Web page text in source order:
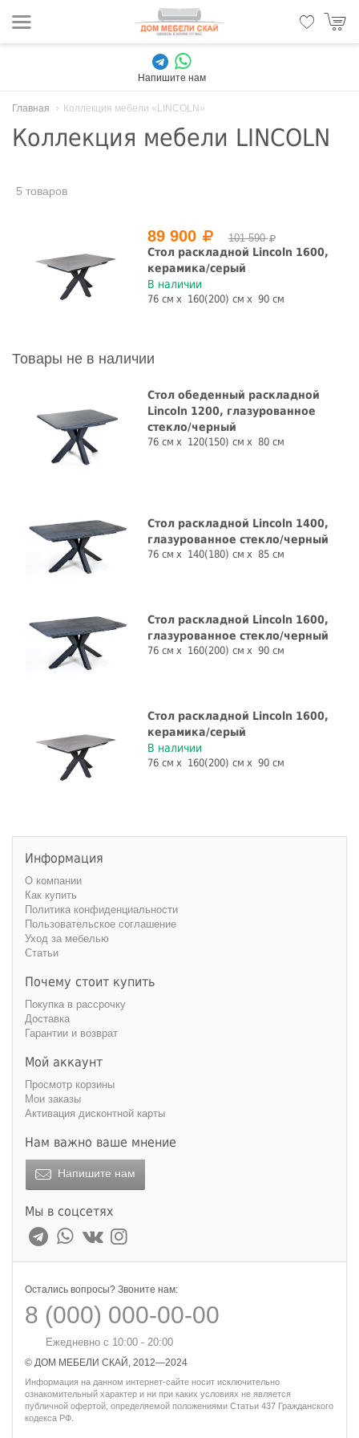
Напишите нам
Главная Коллекция мебели «LINCOLN»
Коллекция мебели LINCOLN
5 товаров
89 900 101 590
Стол раскладной Lincoln 1600,
керамика/серый
В наличии
76 см 160(200) см 90 см
Товары не в наличии
Стол обеденный раскладной
Lincoln 1200, глазурованное
стекло/черный
76 см 120(150) см 80 см
Стол раскладной Lincoln 1400,
глазурованное стекло/черный
76 см 140(180) см 85 см
Стол раскладной Lincoln 1600,
глазурованное стекло/черный
76 см 160(200) см 90 см
Стол раскладной Lincoln 1600,
керамика/серый
В наличии
76 см 160(200) см 90 см
Информация
О компании
Как купить
Политика конфиденциальности
Пользовательское соглашение
Уход за мебелью
Статьи
Почему стоит купить
Покупка в рассрочку
Доставка
Гарантии и возврат
Мой аккаунт
Просмотр корзины
Мои заказы
Активация дисконтной карты
Нам важно ваше мнение
Напишите нам
Мы в соцсетях
Остались вопросы? Звоните нам:
8 (000) 000-00-00
Ежедневно с 10:00 - 20:00
© ДОМ МЕБЕЛИ СКАЙ, 2012—2024
Информация на данном интернет-сайте носит исключительно
ознакомительный характер и ни при каких условиях не является
публичной офертой, определяемой положениями Статьи 437 Гражданского
кодекса РФ.